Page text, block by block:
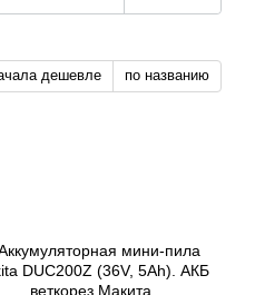
дешевле по названию